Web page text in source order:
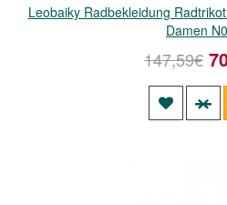
Leobaiky Radbekleidung
Damen
147,59€